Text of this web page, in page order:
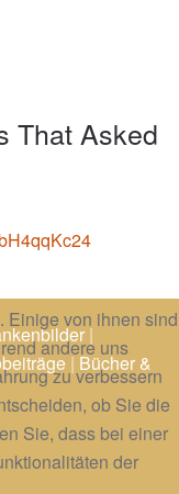
That Asked
|
|Bücher &
Einige von ihnen sind
andere uns
zu verbessern
ob Sie die
Sie, dass bei einer
der